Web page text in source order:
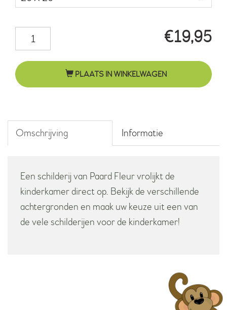
€19,95
Fleur
roze
aantal PLAATS IN WINKELWAGEN
Omschrijving Informatie
Een schilderij van Paard Fleur vrolijkt de
kinderkamer direct op. Bekijk de verschillende
achtergronden en maak uw keuze uit een van
de vele schilderijen voor de kinderkamer!